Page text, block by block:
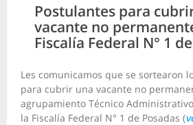
Postulantes para
vacante no
Fiscalía Federal N° 1
Les comunicamos que se sortearon
para cubrir una vacante no
agrupamiento Técnico
la Fiscalía Federal N° 1 de Posadas (